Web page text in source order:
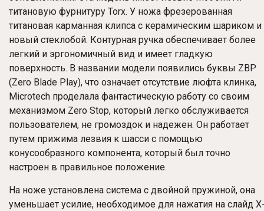
титановую фурнитуру Torx. У ножа фрезерованная
титановая карманная клипса с керамическим шариком и
новый стеклобой. Контурная ручка обеспечивает более
легкий и эргономичный вид и имеет гладкую
поверхность. В названии модели появились буквы ZBP
(Zero Blade Play), что означает отсутствие люфта клинка,
Microtech проделала фантастическую работу со своим
механизмом Zero Stop, который легко обслуживается
пользователем, не громоздок и надежен. Он работает
путем прижима лезвия к шасси с помощью
конусообразного компонента, который был точно
настроен в правильное положение.
На ноже установлена система с двойной пружиной, она
уменьшает усилие, необходимое для нажатия на слайд